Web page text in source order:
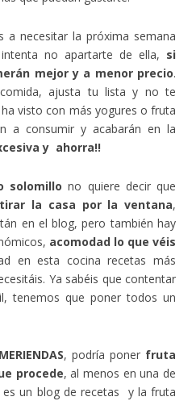
a necesitar la próxima semana
no apartarte de ella, si
mejor y a menor precio.
ajusta tu lista y no te
visto con más yogures o fruta
a consumir y acabarán en la
y ahorra!!
solomillo no quiere decir que
tirar la casa por la ventana,
en el blog, pero también hay
acomodad lo que véis
en esta cocina recetas más
Ya sabéis que contentar
tenemos que poner todos un
, podría poner fruta
procede, al menos en una de
un blog de recetas y la fruta